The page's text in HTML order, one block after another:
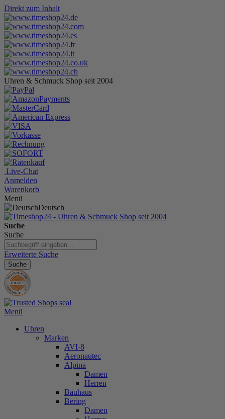
Direkt zum Inhalt
Uhren & Schmuck Shop seit 2004
Live-Chat
Anmelden
Warenkorb
Menü
Deutsch
Suche
Suche
Erweiterte Suche
Suche
Menü
Uhren
Marken
AVI-8
Aeronautec
Alpina
Damen
Herren
Bauhaus
Bering
Damen